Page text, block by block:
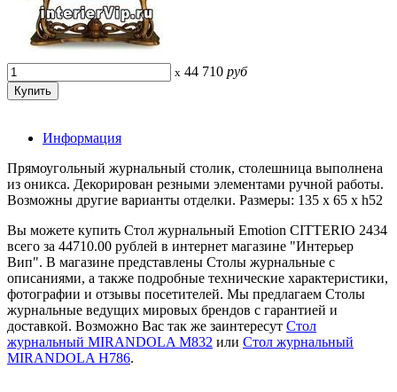
x 44 710 руб
Информация
Прямоугольный журнальный столик, столешница выполнена
из оникса. Декорирован резными элементами ручной работы.
Возможны другие варианты отделки. Размеры: 135 x 65 x h52
Вы можете купить Стол журнальный Emotion CITTERIO 2434
всего за 44710.00 рублей в интернет магазине "Интерьер
Вип". В магазине представлены Столы журнальные с
описаниями, а также подробные технические характеристики,
фотографии и отзывы посетителей. Мы предлагаем Столы
журнальные ведущих мировых брендов с гарантией и
доставкой. Возможно Вас так же заинтересут Стол
журнальный MIRANDOLA M832 или Стол журнальный
MIRANDOLA H786.